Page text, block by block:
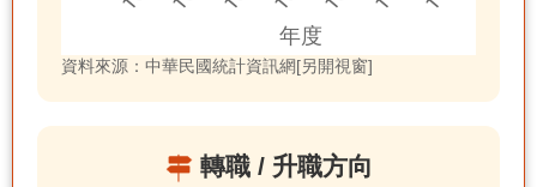
資料來源：中華民國統計資訊網[另開視窗]
轉職 / 升職方向